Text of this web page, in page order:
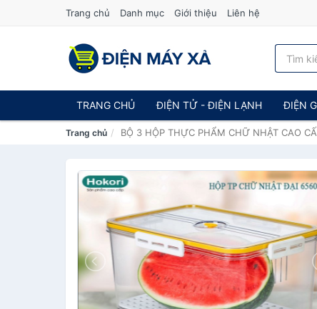
Trang chủ Danh mục Giới thiệu Liên hệ
TRANG CHỦ ĐIỆN TỬ - ĐIỆN LẠNH ĐIỆN
Trang chủ BỘ 3 HỘP THỰC PHẨM CHỮ NHẬT CAO